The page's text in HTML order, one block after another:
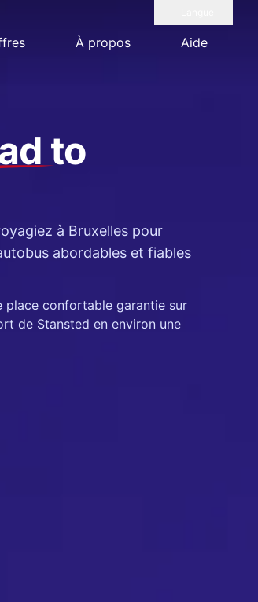
À propos Aide
to
à Bruxelles pour
abordables et fiables
place confortable garantie sur
de Stansted en environ une